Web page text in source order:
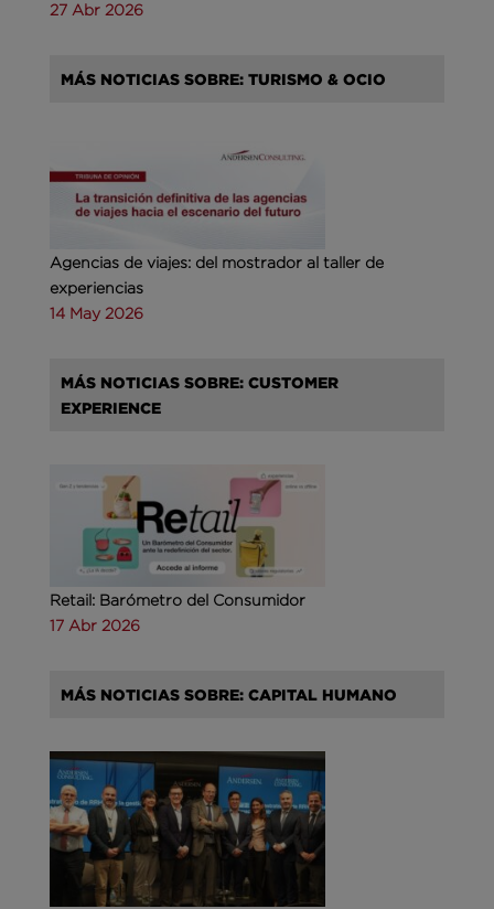
27 Abr 2026
MÁS NOTICIAS SOBRE: TURISMO & OCIO
Agencias de viajes: del mostrador al taller de
experiencias
14 May 2026
MÁS NOTICIAS SOBRE: CUSTOMER
EXPERIENCE
Retail: Barómetro del Consumidor
17 Abr 2026
MÁS NOTICIAS SOBRE: CAPITAL HUMANO